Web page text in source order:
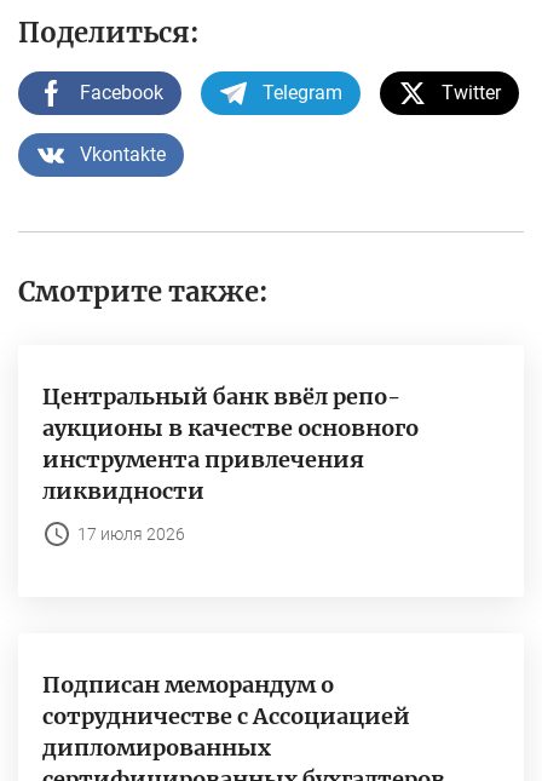
Поделиться:
Facebook Telegram Twitter
Vkontakte
Смотрите также:
Центральный банк ввёл репо-
аукционы в качестве основного
инструмента привлечения
ликвидности
17 июля 2026
Подписан меморандум о
сотрудничестве с Ассоциацией
дипломированных